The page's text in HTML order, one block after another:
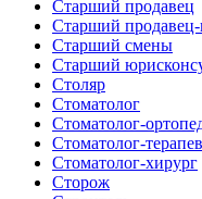
Старший продавец
Старший продавец-
Старший смены
Старший
Столяр
Стоматолог
Стоматолог-
Стоматолог-
Стоматолог-хирург
Сторож